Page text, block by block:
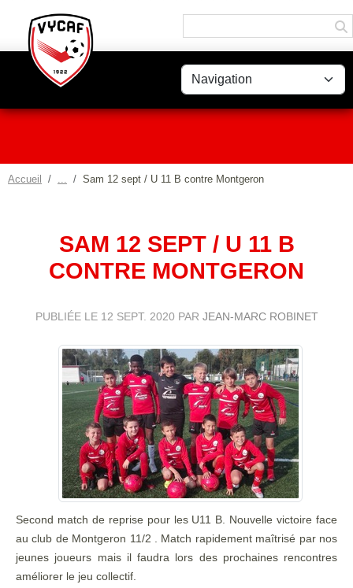
Accueil Sam 12 sept / U 11 B contre Montgeron
SAM 12 SEPT / U 11 B
CONTRE MONTGERON
PUBLIÉE LE 12 SEPT. 2020 PAR JEAN-MARC ROBINET
Second match de reprise pour les U11 B. Nouvelle victoire face
au club de Montgeron 11/2 . Match rapidement maîtrisé par nos
jeunes joueurs mais il faudra lors des prochaines rencontres
améliorer le jeu collectif.